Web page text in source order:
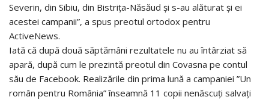
Severin, din Sibiu, din Bistrița-Năsăud și s-au alăturat și ei
acestei campanii”, a spus preotul ortodox pentru
ActiveNews.
Iată că după două săptămâni rezultatele nu au întârziat să
apară, după cum le prezintă preotul din Covasna pe contul
său de Facebook. Realizările din prima lună a campaniei ”Un
român pentru România” înseamnă 11 copii nenăscuți salvați